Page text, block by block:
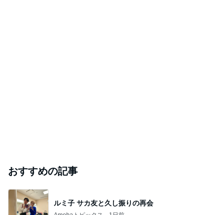
おすすめの記事
ルミ子 サカ友と久し振りの再会